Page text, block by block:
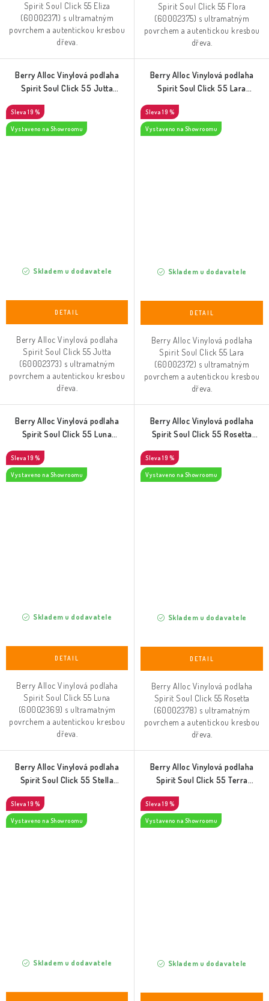
Spirit Soul Click 55 Eliza
(60002371) s ultramatným
povrchem a autentickou kresbou
dřeva.
Spirit Soul Click 55 Flora
(60002375) s ultramatným
povrchem a autentickou kresbou
dřeva.
Berry Alloc Vinylová podlaha
Spirit Soul Click 55 Jutta
19 %
Vystaveno na Showroomu
Skladem u dodavatele
Berry Alloc Vinylová podlaha
Spirit Soul Click 55 Jutta
(60002373) s ultramatným
povrchem a autentickou kresbou
dřeva.
Berry Alloc Vinylová podlaha
Spirit Soul Click 55 Lara
19 %
Vystaveno na Showroomu
Skladem u dodavatele
Berry Alloc Vinylová podlaha
Spirit Soul Click 55 Lara
(60002372) s ultramatným
povrchem a autentickou kresbou
dřeva.
Berry Alloc Vinylová podlaha
Spirit Soul Click 55 Luna
19 %
Vystaveno na Showroomu
Skladem u dodavatele
Berry Alloc Vinylová podlaha
Spirit Soul Click 55 Luna
(60002369) s ultramatným
povrchem a autentickou kresbou
dřeva.
Berry Alloc Vinylová podlaha
Spirit Soul Click 55 Rosetta
19 %
Vystaveno na Showroomu
Skladem u dodavatele
Berry Alloc Vinylová podlaha
Spirit Soul Click 55 Rosetta
(60002378) s ultramatným
povrchem a autentickou kresbou
dřeva.
Berry Alloc Vinylová podlaha
Spirit Soul Click 55 Stella
19 %
Vystaveno na Showroomu
Skladem u dodavatele
Berry Alloc Vinylová podlaha
Spirit Soul Click 55 Terra
19 %
Vystaveno na Showroomu
Skladem u dodavatele